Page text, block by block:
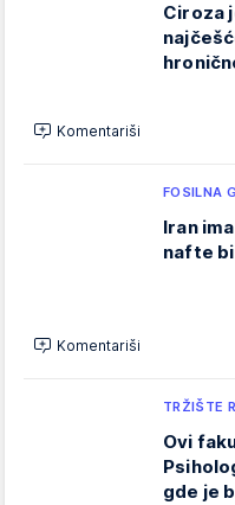
Ciroza
Komentariši
FOSILNA
Iran
nafte
Komentariši
TRŽIŠTE
Ovi
gde je